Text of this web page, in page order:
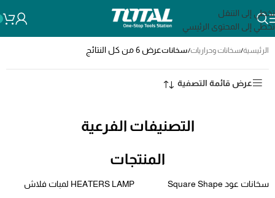
تخطي إلى التنقل
تخطي إلى المحتوى الرئيسي
الرئيسية/سخانات وحراريات/سخاناتعرض ⁦6⁩ من كل النتائج
عرض قائمة التصفية
التصنيفات الفرعية
المنتجات
سخانات عود Square Shape
HEATERS LAMP لمبات فلاش